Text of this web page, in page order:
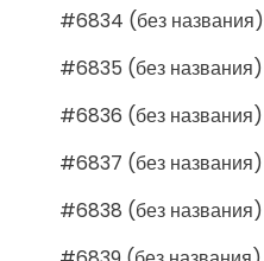
#6834 (без названия)
#6835 (без названия)
#6836 (без названия)
#6837 (без названия)
#6838 (без названия)